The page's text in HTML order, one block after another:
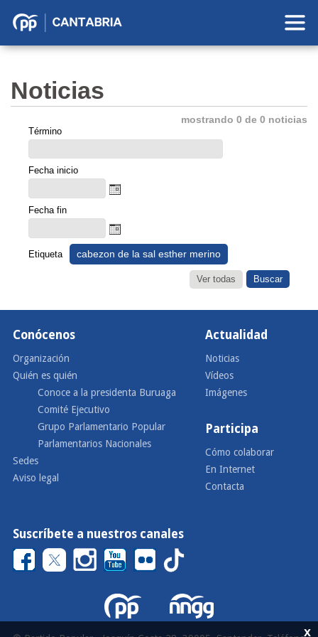
Partido
Cantabria
Noticias
mostrando 0 de 0 noticias
Término
Fecha inicio
Fecha fin
Etiqueta cabezon de la sal esther merino
Ver todas
Conócenos
Organización
Quién es quién
Conoce a la presidenta Buruaga
Comité Ejecutivo
Grupo Parlamentario Popular
Parlamentarios Nacionales
Sedes
Aviso legal
Actualidad
Noticias
Vídeos
Imágenes
Participa
Cómo colaborar
En Internet
Contacta
Suscríbete a nuestros canales
x